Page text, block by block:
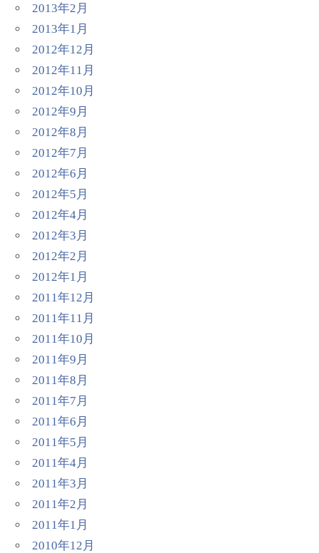
2013年2月
2013年1月
2012年12月
2012年11月
2012年10月
2012年9月
2012年8月
2012年7月
2012年6月
2012年5月
2012年4月
2012年3月
2012年2月
2012年1月
2011年12月
2011年11月
2011年10月
2011年9月
2011年8月
2011年7月
2011年6月
2011年5月
2011年4月
2011年3月
2011年2月
2011年1月
2010年12月